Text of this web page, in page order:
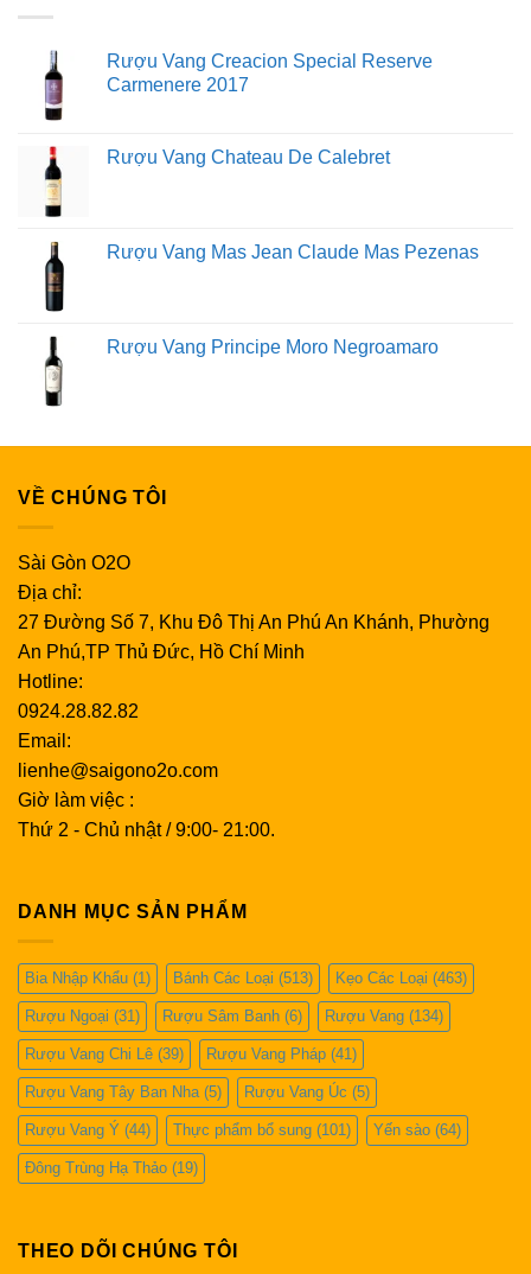
Rượu Vang Creacion Special Reserve
Carmenere 2017
Rượu Vang Chateau De Calebret
Rượu Vang Mas Jean Claude Mas Pezenas
Rượu Vang Principe Moro Negroamaro
VỀ CHÚNG TÔI
Sài Gòn O2O
Địa chỉ:
27 Đường Số 7, Khu Đô Thị An Phú An Khánh, Phường
An Phú,TP Thủ Đức, Hồ Chí Minh
Hotline:
0924.28.82.82
Email:
lienhe@saigono2o.com
Giờ làm việc :
Thứ 2 - Chủ nhật / 9:00- 21:00.
DANH MỤC SẢN PHẨM
Bia Nhập Khẩu (1) Bánh Các Loại (513) Kẹo Các Loại (463)
Rượu Ngoại (31) Rượu Sâm Banh (6) Rượu Vang (134)
Rượu Vang Chi Lê (39) Rượu Vang Pháp (41)
Rượu Vang Tây Ban Nha (5) Rượu Vang Úc (5)
Rượu Vang Ý (44) Thực phẩm bổ sung (101) Yến sào (64)
Đông Trùng Hạ Thảo (19)
THEO DÕI CHÚNG TÔI